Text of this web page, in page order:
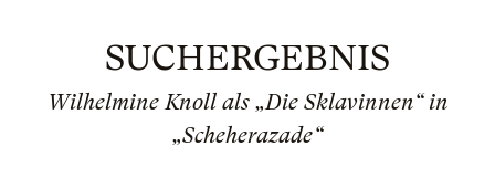
SUCHERGEBNIS
Wilhelmine Knoll als „Die Sklavinnen“ in
„Scheherazade“